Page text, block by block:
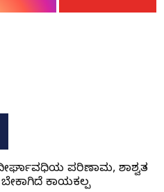
ಪರಿಣಾಮ, ಶಾಶ್ವತ
ಕಾಯಕಲ್ಪ